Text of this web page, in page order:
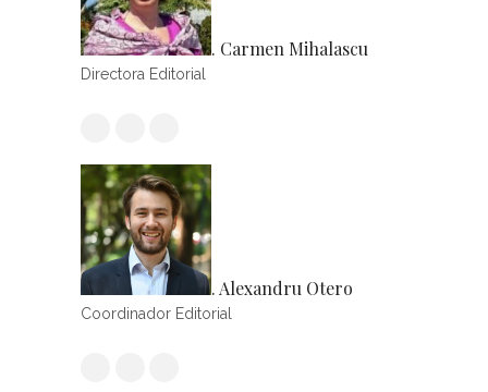
. Carmen Mihalascu
Directora Editorial
. Alexandru Otero
Coordinador Editorial